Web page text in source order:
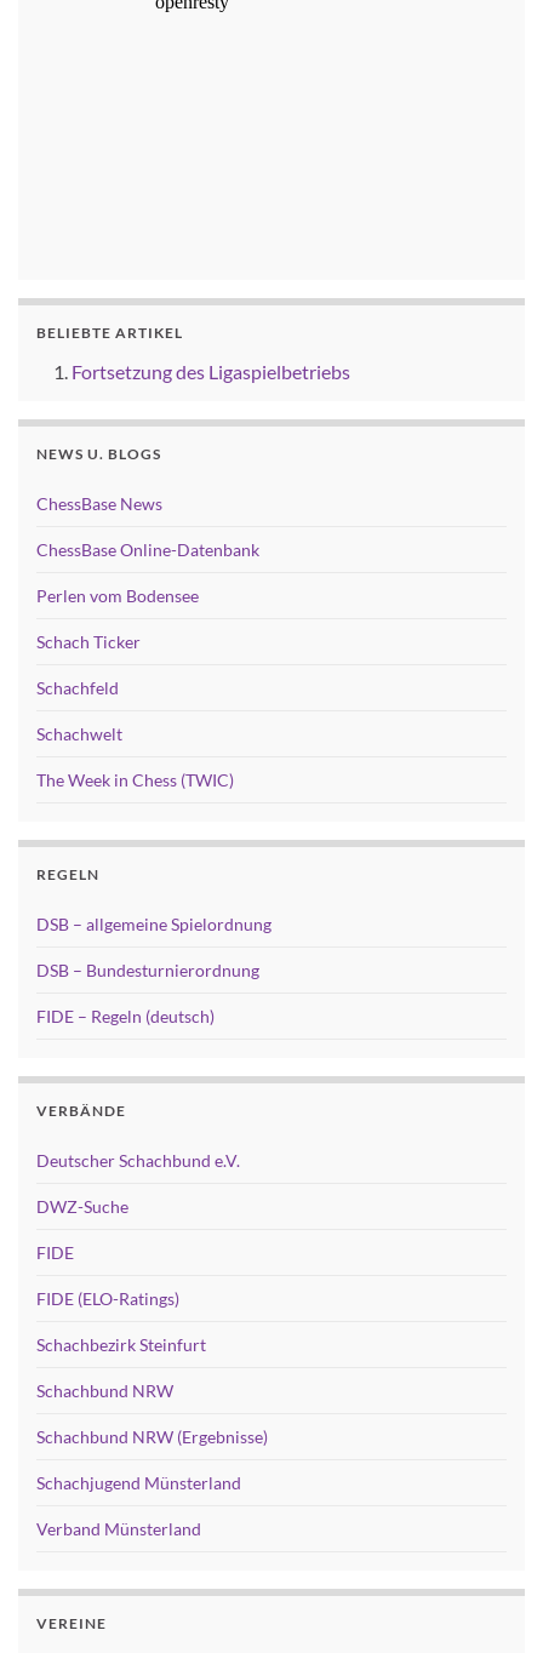
BELIEBTE ARTIKEL
Fortsetzung des Ligaspielbetriebs
NEWS U. BLOGS
ChessBase News
ChessBase Online-Datenbank
Perlen vom Bodensee
Schach Ticker
Schachfeld
Schachwelt
The Week in Chess (TWIC)
REGELN
DSB – allgemeine Spielordnung
DSB – Bundesturnierordnung
FIDE – Regeln (deutsch)
VERBÄNDE
Deutscher Schachbund e.V.
DWZ-Suche
FIDE
FIDE (ELO-Ratings)
Schachbezirk Steinfurt
Schachbund NRW
Schachbund NRW (Ergebnisse)
Schachjugend Münsterland
Verband Münsterland
VEREINE